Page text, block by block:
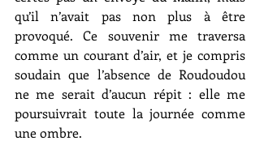
qu’il n’avait pas non plus à être
provoqué. Ce souvenir me traversa
comme un courant d’air, et je compris
soudain que l’absence de Roudoudou
ne me serait d’aucun répit : elle me
poursuivrait toute la journée comme
une ombre.